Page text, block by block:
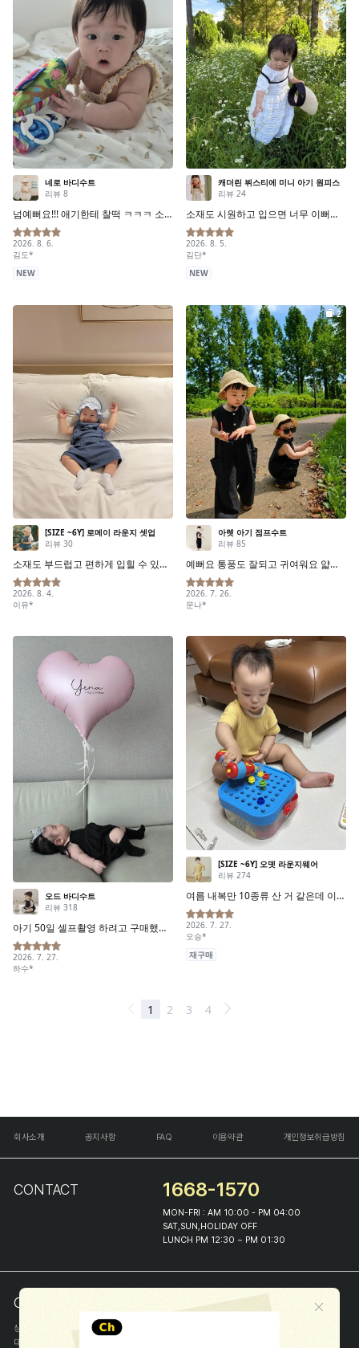
회사소개 공지사항 FAQ 이용약관 개인정보취급방침
CONTACT 1668-1570
MON-FRI : AM 10:00 - PM 04:00
SAT,SUN,HOLIDAY OFF
LUNCH PM 12:30 ~ PM 01:30
COMPANY INFO
상호
(주)해피프린스
대표